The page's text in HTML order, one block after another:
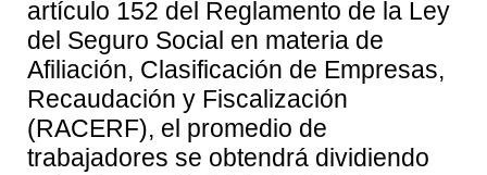
artículo 152 del Reglamento de la Ley
del Seguro Social en materia de
Afiliación, Clasificación de Empresas,
Recaudación y Fiscalización
(RACERF), el promedio de
trabajadores se obtendrá dividiendo